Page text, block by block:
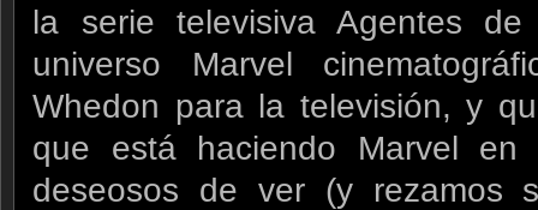
la serie televisiva Agentes
universo Marvel
Whedon para la televisión, y
que está haciendo Marvel en
deseosos de ver (y rezamos